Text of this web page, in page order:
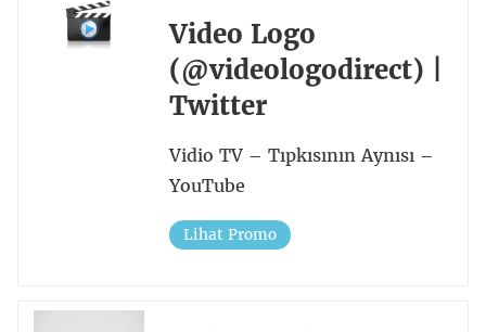
Video Logo
(@videologodirect) |
Twitter
Vidio TV – Tıpkısının Aynısı –
YouTube
Lihat Promo